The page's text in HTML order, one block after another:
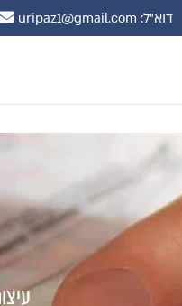
דוא"ל: uripaz1@gmail.com